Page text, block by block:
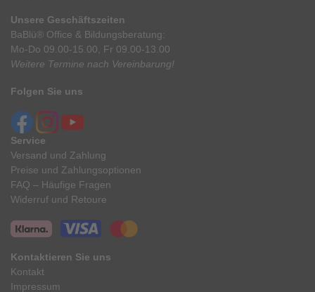
Unsere Geschäftszeiten
BaBlü® Office & Bildungsberatung:
Mo-Do 09.00-15.00, Fr 09.00-13.00
Weitere Termine nach Vereinbarung!
Folgen Sie uns
Service
Versand und Zahlung
Preise und Zahlungsoptionen
FAQ – Häufige Fragen
Widerruf und Retoure
Kontaktieren Sie uns
Kontakt
Impressum